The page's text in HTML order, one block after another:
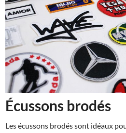
Écussons brodés
Les écussons brodés sont idéaux